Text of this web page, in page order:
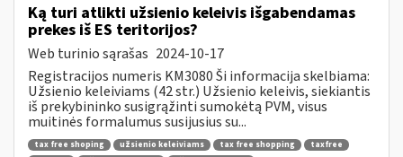
Ką turi atlikti užsienio keleivis išgabendamas
prekes iš ES teritorijos?
Web turinio sąrašas 2024-10-17
Registracijos numeris KM3080 Ši informacija skelbiama:
Užsienio keleiviams (42 str.) Užsienio keleivis, siekiantis
iš prekybininko susigrąžinti sumokėtą PVM, visus
muitinės formalumus susijusius su...
tax free shoping užsienio keleiviams tax free shopping
taxfree